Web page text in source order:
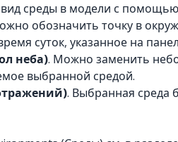
среды в модели с
обозначить точку в
суток, указанное на
неба). Можно заменить
выбранной средой.
. Выбранная среда